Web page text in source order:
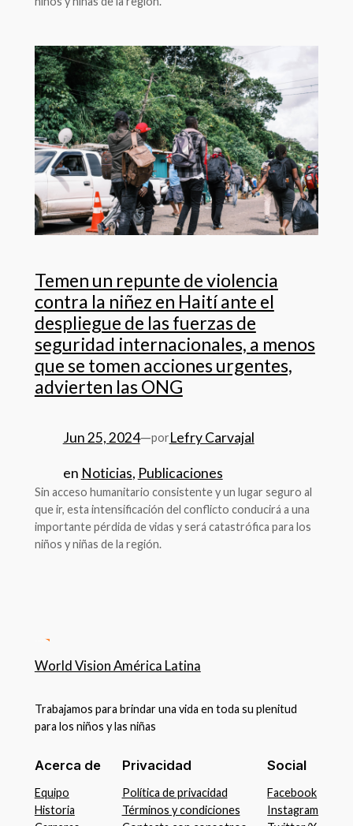
Temen un repunte de violencia
contra la niñez en Haití ante el
despliegue de las fuerzas de
seguridad internacionales, a menos
que se tomen acciones urgentes,
advierten las ONG
Jun 25, 2024—porLefry Carvajal
en Noticias, Publicaciones
Sin acceso humanitario consistente y un lugar seguro al
que ir, esta intensificación del conflicto conducirá a una
importante pérdida de vidas y será catastrófica para los
niños y niñas de la región.
World Vision América Latina
Trabajamos para brindar una vida en toda su plenitud
para los niños y las niñas
Acerca de
Equipo
Historia
Privacidad
Política de privacidad
Términos y condiciones
Social
Facebook
Instagram